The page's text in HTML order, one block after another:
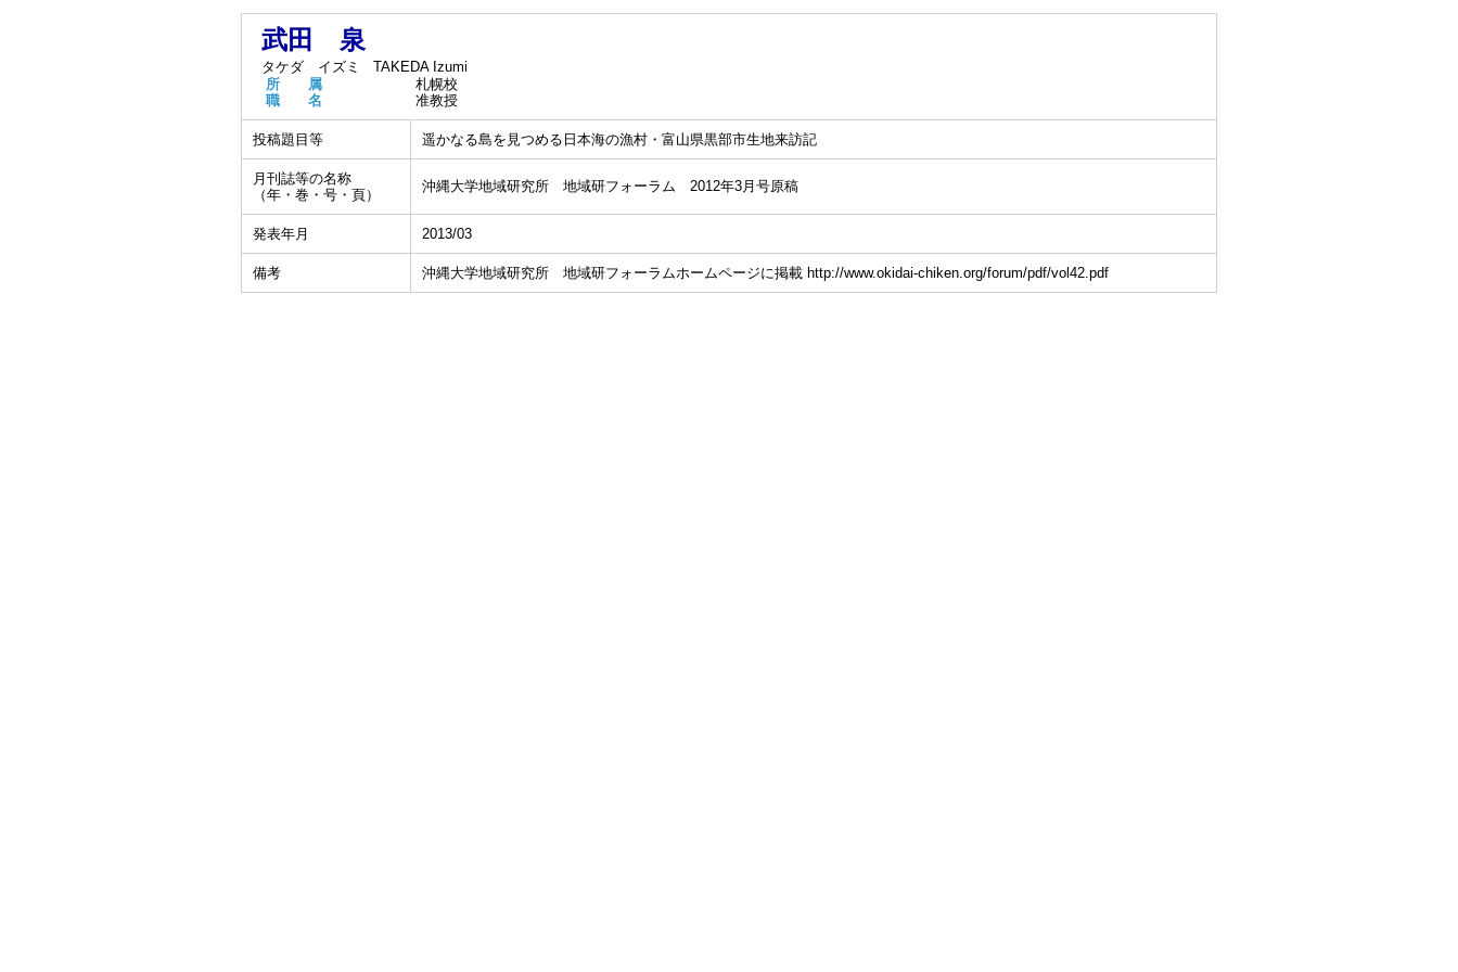
武田 泉
タケダ イズミ
TAKEDA Izumi
所 属
札幌校
職 名
准教授
投稿題目等 遥かなる島を見つめる日本海の漁村・富山県黒部市生地来訪記
月刊誌等の名称
（年・巻・号・頁）
沖縄大学地域研究所 地域研フォーラム 2012年3月号原稿
発表年月 2013/03
備考 沖縄大学地域研究所 地域研フォーラムホームページに掲載 http://www.okidai-chiken.org/forum/pdf/vol42.pdf